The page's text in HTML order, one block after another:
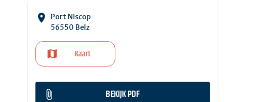
Port Niscop
56550 Belz
Kaart
BEKIJK PDF